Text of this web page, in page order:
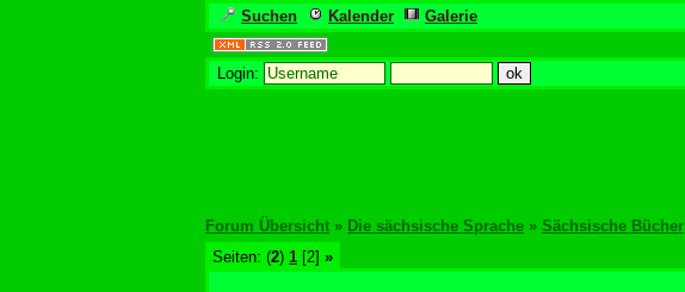
Suchen Kalender Galerie
Login:
Forum Übersicht » Die sächsische Sprache » Sächsische Bücher
Seiten: (2) 1 [2] »